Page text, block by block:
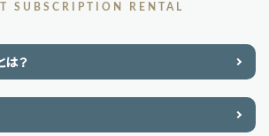
SUBSCRIPTION RENTAL
は？